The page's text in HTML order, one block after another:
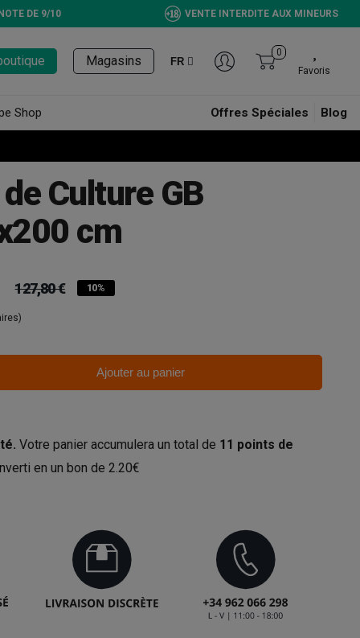
DE 9/10 VENTE INTERDITE AUX MINEURS
Magasins FR
0
Favoris
Shop Offres Spéciales Blog
Culture GB
cm
127,80 € 10%
Ajouter au panier
Votre panier accumulera un total de 11 points de
en un bon de 2.20€